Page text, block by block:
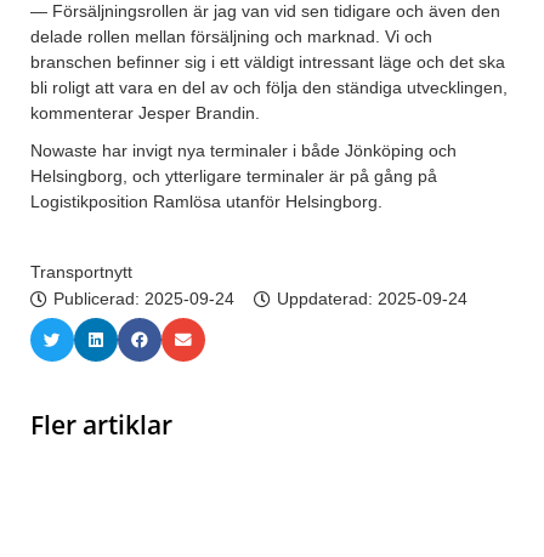
— Försäljningsrollen är jag van vid sen tidigare och även den
delade rollen mellan försäljning och marknad. Vi och
branschen befinner sig i ett väldigt intressant läge och det ska
bli roligt att vara en del av och följa den ständiga utvecklingen,
kommenterar Jesper Brandin.
Nowaste har invigt nya terminaler i både Jönköping och
Helsingborg, och ytterligare terminaler är på gång på
Logistikposition Ramlösa utanför Helsingborg.
Transportnytt
Publicerad: 2025-09-24 Uppdaterad: 2025-09-24
Fler artiklar